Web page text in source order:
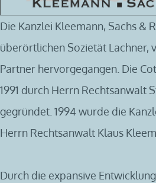
Die Kanzlei Kleemann, Sachs &
überörtlichen Sozietät Lachner,
Partner hervorgegangen. Die
1991 durch Herrn Rechtsanwalt
gegründet. 1994 wurde die
Herrn Rechtsanwalt Klaus
Durch die expansive